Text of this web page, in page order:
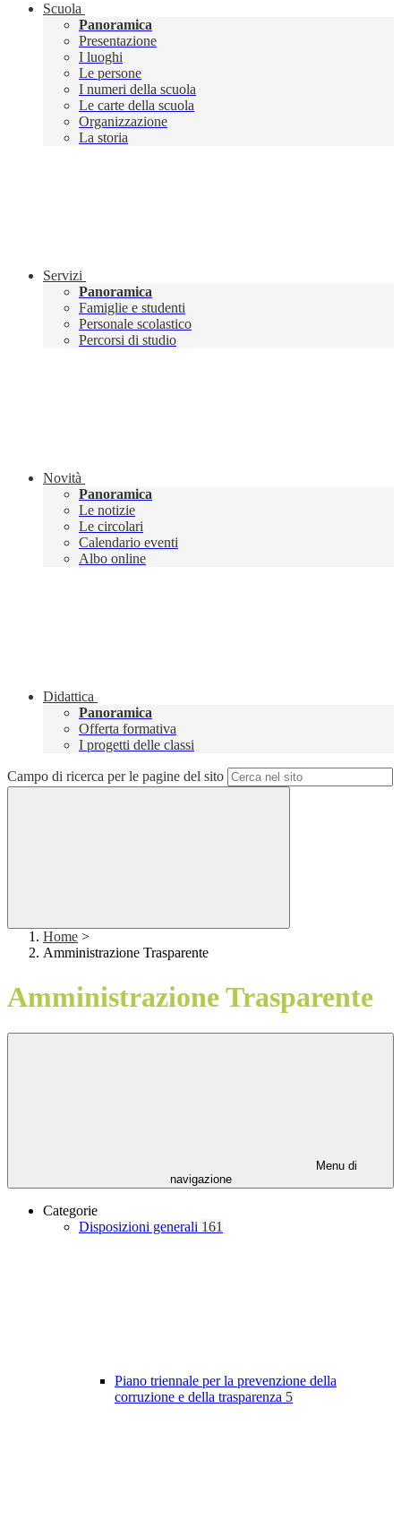
Scuola
Panoramica
Presentazione
I luoghi
Le persone
I numeri della scuola
Le carte della scuola
Organizzazione
La storia
Servizi
Panoramica
Famiglie e studenti
Personale scolastico
Percorsi di studio
Novità
Panoramica
Le notizie
Le circolari
Calendario eventi
Albo online
Didattica
Panoramica
Offerta formativa
I progetti delle classi
Campo di ricerca per le pagine del sito
Home >
Amministrazione Trasparente
Amministrazione Trasparente
Menu di
navigazione
Categorie
Disposizioni generali 161
Piano triennale per la prevenzione della
corruzione e della trasparenza 5